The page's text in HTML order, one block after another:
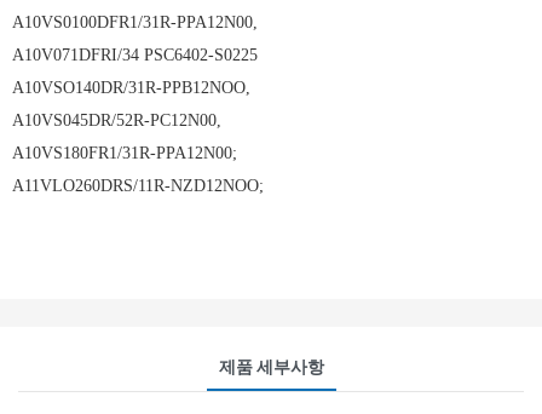
A10VS0100DFR1/31R-PPA12N00,
A10V071DFRI/34 PSC6402-S0225
A10VSO140DR/31R-PPB12NOO,
A10VS045DR/52R-PC12N00,
A10VS180FR1/31R-PPA12N00;
A11VLO260DRS/11R-NZD12NOO;
제품 세부사항